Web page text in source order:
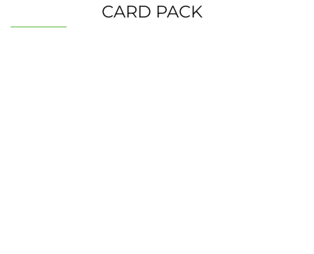
CARD PACK